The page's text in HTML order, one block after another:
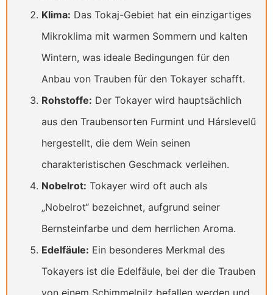
Klima: Das Tokaj-Gebiet hat ein einzigartiges
Mikroklima mit warmen Sommern und kalten
Wintern, was ideale Bedingungen für den
Anbau von Trauben für den Tokayer schafft.
Rohstoffe: Der Tokayer wird hauptsächlich
aus den Traubensorten Furmint und Hárslevelű
hergestellt, die dem Wein seinen
charakteristischen Geschmack verleihen.
Nobelrot: Tokayer wird oft auch als
„Nobelrot“ bezeichnet, aufgrund seiner
Bernsteinfarbe und dem herrlichen Aroma.
Edelfäule: Ein besonderes Merkmal des
Tokayers ist die Edelfäule, bei der die Trauben
von einem Schimmelpilz befallen werden und